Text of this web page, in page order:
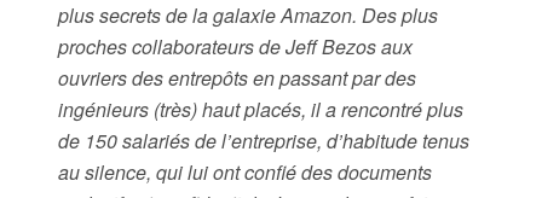
plus secrets de la galaxie Amazon. Des plus
proches collaborateurs de Jeff Bezos aux
ouvriers des entrepôts en passant par des
ingénieurs (très) haut placés, il a rencontré plus
de 150 salariés de l’entreprise, d’habitude tenus
au silence, qui lui ont confié des documents